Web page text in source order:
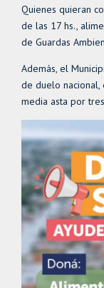
Quienes quieran
de las 17 hs.,
de Guardas
Además, el
de duelo nacional,
media asta por